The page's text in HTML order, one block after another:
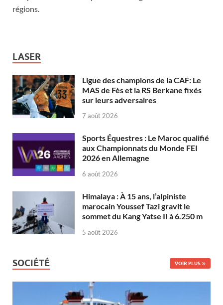
régions.
LASER
Ligue des champions de la CAF: Le
MAS de Fès et la RS Berkane fixés
sur leurs adversaires
7 août 2026
Sports Équestres : Le Maroc qualifié
aux Championnats du Monde FEI
2026 en Allemagne
6 août 2026
Himalaya : À 15 ans, l’alpiniste
marocain Youssef Tazi gravit le
sommet du Kang Yatse II à 6.250 m
5 août 2026
SOCIÉTÉ VOIR PLUS